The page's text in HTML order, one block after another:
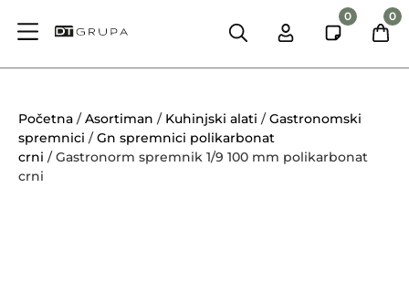
0 0
Početna /Asortiman / Kuhinjski alati /Gastronomski
spremnici /Gn spremnici polikarbonat
crni / Gastronorm spremnik 1/9 100 mm polikarbonat
crni